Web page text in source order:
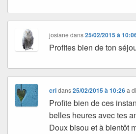
josiane dans25/02/2015 à
Profites bien de ton
cridans25/02/2015 à 10:26 a
Profite bien de ces
belles heures avec tes
Doux bisou et à bientôt